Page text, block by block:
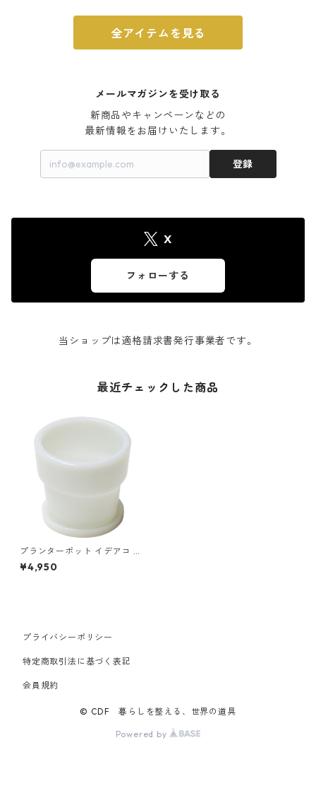
全アイテムを見る
メールマガジンを受け取る
新商品やキャンペーンなどの
最新情報をお届けいたします。
登録
X
フォローする
当ショップは適格請求書発行事業者です。
最近チェックした商品
プランターポット イデアコ 鉢
植え ミルクガラスプランター
ポット3 ideaco Milk Glass Pl
¥4,950
プライバシーポリシー
特定商取引法に基づく表記
会員規約
© CDF 暮らしを整える、世界の道具
Powered by